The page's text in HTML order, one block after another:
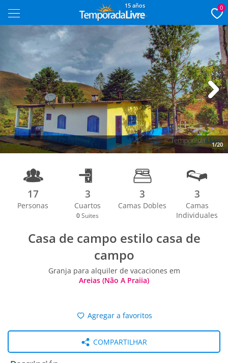
15 años 0
1/20
Next
17
Personas
3
Cuartos
0 Suites
3
Camas Dobles
3
Camas
Individuales
Casa de campo estilo casa de
campo
Granja para alquiler de vacaciones em
Areias (Não A Praiia)
Agregar a favoritos
COMPARTILHAR